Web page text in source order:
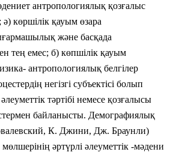
антропологиялық қозғалыс
көршілік қауым өзара
және басқада
тең емес; б) көпшілік қауым
антропологиялық белгілер
негізгі субъектісі болып
тәртібі немесе қозғалысы
байланысты. Демографиялық
К. Джини, Дж. Браунли)
әртүрлі әлеуметтік -мәдени